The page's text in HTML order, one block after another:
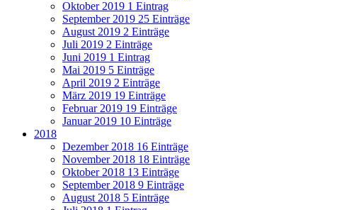
Oktober 2019 1 Eintrag
September 2019 25 Einträge
August 2019 2 Einträge
Juli 2019 2 Einträge
Juni 2019 1 Eintrag
Mai 2019 5 Einträge
April 2019 2 Einträge
März 2019 19 Einträge
Februar 2019 19 Einträge
Januar 2019 10 Einträge
2018
Dezember 2018 16 Einträge
November 2018 18 Einträge
Oktober 2018 13 Einträge
September 2018 9 Einträge
August 2018 5 Einträge